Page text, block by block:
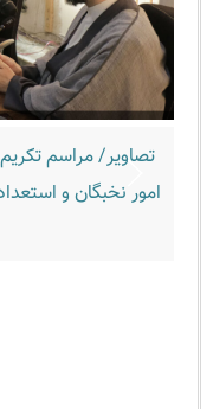
مراسم تکریم و
نخبگان و استعداد های